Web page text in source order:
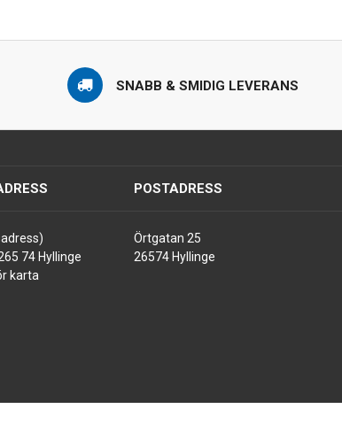
SNABB & SMIDIG LEVERANS
74 Hyllinge
karta
POSTADRESS
Örtgatan 25
26574 Hyllinge